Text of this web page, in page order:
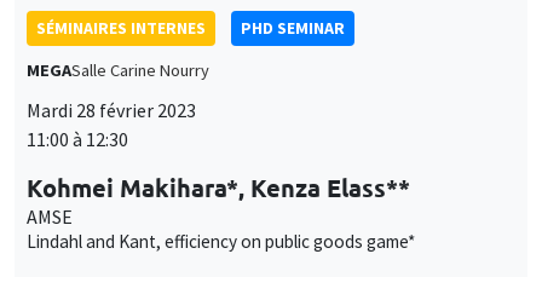
SÉMINAIRES INTERNES
PHD SEMINAR
MEGASalle Carine Nourry
Mardi 28 février 2023
11:00 à 12:30
Kohmei Makihara*, Kenza Elass**
AMSE
Lindahl and Kant, efficiency on public goods game*